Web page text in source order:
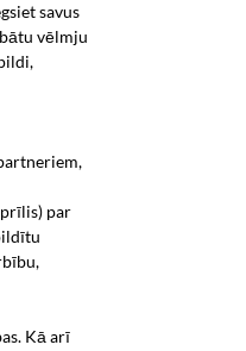
savus
vēlmju
par
Kā arī